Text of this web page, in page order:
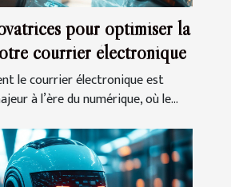
pour optimiser la
courrier électronique
le courrier électronique est
à l’ère du numérique, où le...